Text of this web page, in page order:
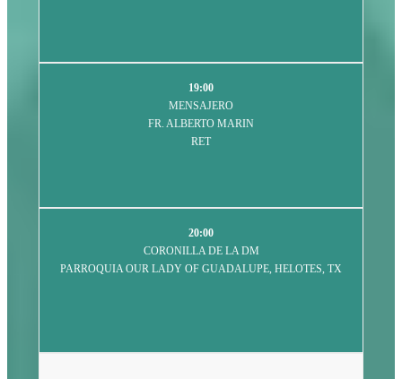
19:00
MENSAJERO
FR. ALBERTO MARIN
RET
20:00
CORONILLA DE LA DM
PARROQUIA OUR LADY OF GUADALUPE, HELOTES, TX